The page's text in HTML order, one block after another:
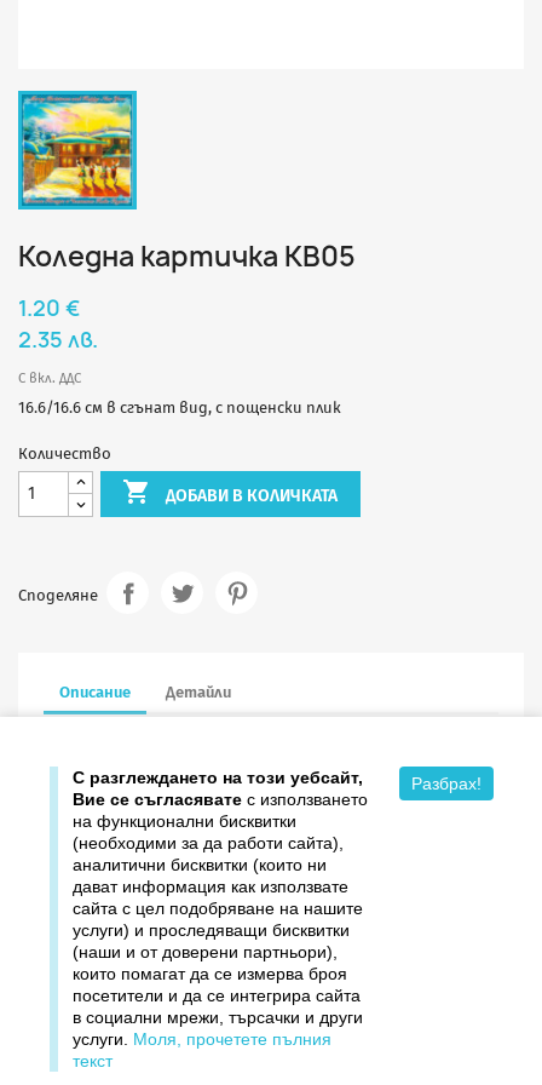
Коледна картичка КВ05
1.20 €
2.35 лв.
С вкл. ДДС
16.6/16.6 см в сгънат вид, с пощенски плик
Количество
 ДОБАВИ В КОЛИЧКАТА
Споделяне
Описание Детайли
Продукти
Издателство ДОМИНО
Вашият профил
С разглеждането на този уебсайт,
Вие се съгласявате с използването
на функционални бисквитки
(необходими за да работи сайта),
аналитични бисквитки (които ни
дават информация как използвате
сайта с цел подобряване на нашите
услуги) и проследяващи бисквитки
(наши и от доверени партньори),
които помагат да се измерва броя
посетители и да се интегрира сайта
в социални мрежи, търсачки и други
услуги.
Моля, прочетете пълния
текст
Разбрах!